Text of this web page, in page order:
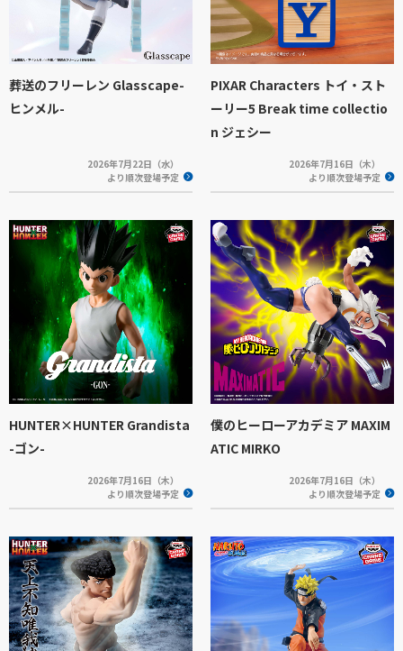
葬送のフリーレン Glasscape-
ヒンメル-
2026年7月22日（水）
より順次登場予定
PIXAR Characters トイ・スト
ーリー5 Break time collectio
n ジェシー
2026年7月16日（木）
より順次登場予定
HUNTER×HUNTER Grandista
-ゴン-
2026年7月16日（木）
より順次登場予定
僕のヒーローアカデミア MAXIM
ATIC MIRKO
2026年7月16日（木）
より順次登場予定